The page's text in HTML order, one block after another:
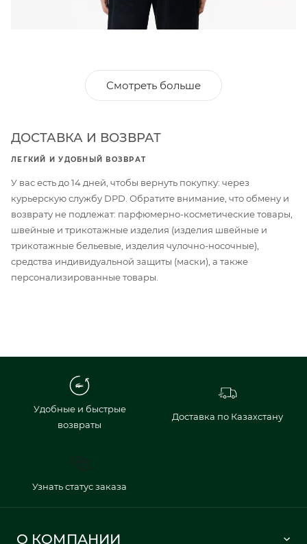
Смотреть больше
ДОСТАВКА И ВОЗВРАТ
ЛЕГКИЙ И УДОБНЫЙ ВОЗВРАТ
У вас есть до 14 дней, чтобы вернуть покупку: через
курьерскую службу DPD. Обратите внимание, что обмену и
возврату не подлежат: парфюмерно-косметические товары,
швейные и трикотажные изделия (изделия швейные и
трикотажные бельевые, изделия чулочно-носочные),
средства индивидуальной защиты (маски), а также
персонализированные товары.
Удобные и быстрые
возвраты
Доставка по Казахстану
Узнать статус заказа
О КОМПАНИИ